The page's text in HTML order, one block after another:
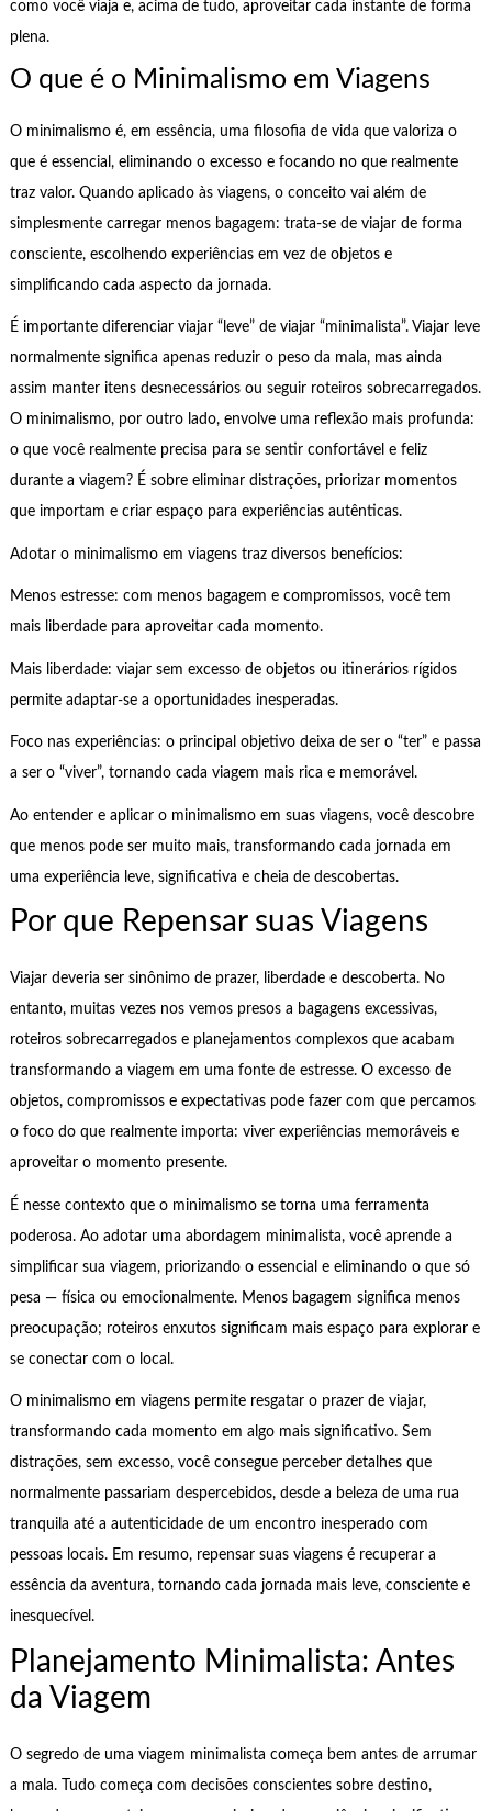
como você viaja e, acima de tudo, aproveitar cada instante de forma
plena.
O que é o Minimalismo em Viagens
O minimalismo é, em essência, uma filosofia de vida que valoriza o
que é essencial, eliminando o excesso e focando no que realmente
traz valor. Quando aplicado às viagens, o conceito vai além de
simplesmente carregar menos bagagem: trata-se de viajar de forma
consciente, escolhendo experiências em vez de objetos e
simplificando cada aspecto da jornada.
É importante diferenciar viajar “leve” de viajar “minimalista”. Viajar leve
normalmente significa apenas reduzir o peso da mala, mas ainda
assim manter itens desnecessários ou seguir roteiros sobrecarregados.
O minimalismo, por outro lado, envolve uma reflexão mais profunda:
o que você realmente precisa para se sentir confortável e feliz
durante a viagem? É sobre eliminar distrações, priorizar momentos
que importam e criar espaço para experiências autênticas.
Adotar o minimalismo em viagens traz diversos benefícios:
Menos estresse: com menos bagagem e compromissos, você tem
mais liberdade para aproveitar cada momento.
Mais liberdade: viajar sem excesso de objetos ou itinerários rígidos
permite adaptar-se a oportunidades inesperadas.
Foco nas experiências: o principal objetivo deixa de ser o “ter” e passa
a ser o “viver”, tornando cada viagem mais rica e memorável.
Ao entender e aplicar o minimalismo em suas viagens, você descobre
que menos pode ser muito mais, transformando cada jornada em
uma experiência leve, significativa e cheia de descobertas.
Por que Repensar suas Viagens
Viajar deveria ser sinônimo de prazer, liberdade e descoberta. No
entanto, muitas vezes nos vemos presos a bagagens excessivas,
roteiros sobrecarregados e planejamentos complexos que acabam
transformando a viagem em uma fonte de estresse. O excesso de
objetos, compromissos e expectativas pode fazer com que percamos
o foco do que realmente importa: viver experiências memoráveis e
aproveitar o momento presente.
É nesse contexto que o minimalismo se torna uma ferramenta
poderosa. Ao adotar uma abordagem minimalista, você aprende a
simplificar sua viagem, priorizando o essencial e eliminando o que só
pesa — física ou emocionalmente. Menos bagagem significa menos
preocupação; roteiros enxutos significam mais espaço para explorar e
se conectar com o local.
O minimalismo em viagens permite resgatar o prazer de viajar,
transformando cada momento em algo mais significativo. Sem
distrações, sem excesso, você consegue perceber detalhes que
normalmente passariam despercebidos, desde a beleza de uma rua
tranquila até a autenticidade de um encontro inesperado com
pessoas locais. Em resumo, repensar suas viagens é recuperar a
essência da aventura, tornando cada jornada mais leve, consciente e
inesquecível.
Planejamento Minimalista: Antes
da Viagem
O segredo de uma viagem minimalista começa bem antes de arrumar
a mala. Tudo começa com decisões conscientes sobre destino,